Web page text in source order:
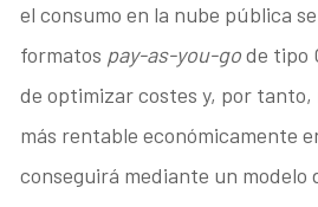
el consumo en la nube pública
formatos pay-as-you-gode tipo
de optimizar costes y, por
más rentable económicamente
conseguirá mediante un modelo